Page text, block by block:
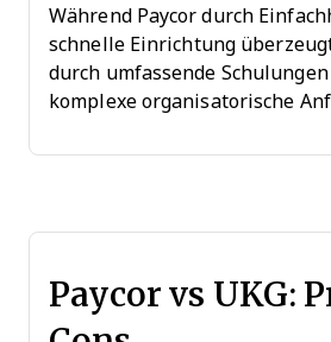
Während Paycor durch
schnelle Einrichtung
durch umfassende
komplexe organisatorische
Paycor vs UKG: